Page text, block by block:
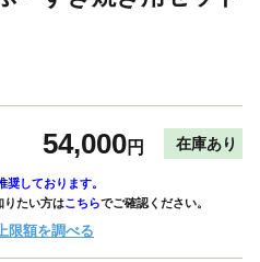
54,000円 在庫あり
奨しております。
りたい方はこちらでご確認ください。
上限額を調べる